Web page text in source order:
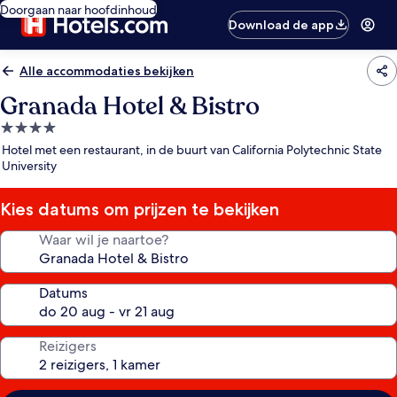
Doorgaan naar hoofdinhoud
Download de app
Alle accommodaties bekijken
Granada Hotel & Bistro
4.0-
sterrenaccommodatie
Hotel met een restaurant, in de buurt van California Polytechnic State
University
Kies datums om prijzen te bekijken
Waar wil je naartoe?
Datums
Reizigers